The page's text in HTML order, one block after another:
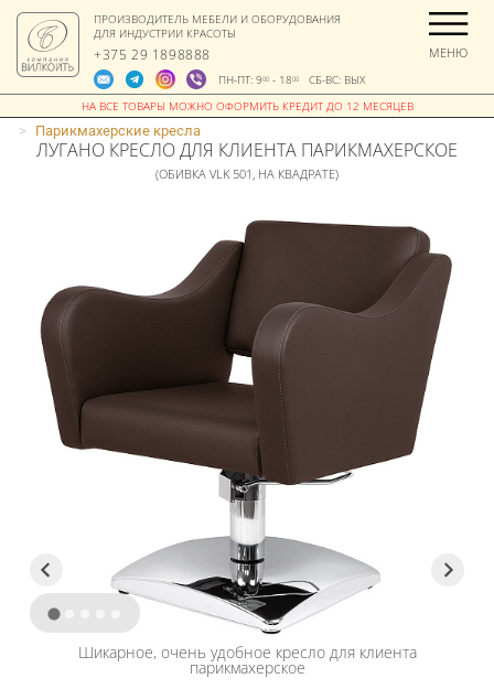
ПРОИЗВОДИТЕЛЬ МЕБЕЛИ И ОБОРУДОВАНИЯ
ДЛЯ ИНДУСТРИИ КРАСОТЫ
+375 29 1898888
ПН-ПТ: 900- 1800СБ-ВС: ВЫХ
МЕНЮ
> Парикмахерские кресла
ЛУГАНО КРЕСЛО ДЛЯ КЛИЕНТА ПАРИКМАХЕРСКОЕ
(ОБИВКА VLK 501, НА КВАДРАТЕ)
Шикарное, очень удобное кресло для клиента
парикмахерское